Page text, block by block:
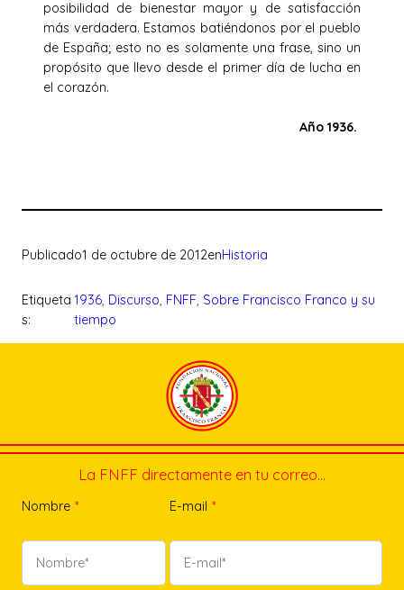
posibilidad de bienestar mayor y de satisfacción
más verdadera. Estamos batiéndonos por el pueblo
de España; esto no es solamente una frase, sino un
propósito que llevo desde el primer día de lucha en
el corazón.
Año 1936.
Publicado1 de octubre de 2012enHistoria
Etiqueta
s:
1936, Discurso, FNFF, Sobre Francisco Franco y su
tiempo
La FNFF directamente en tu correo…
Nombre * E-mail *